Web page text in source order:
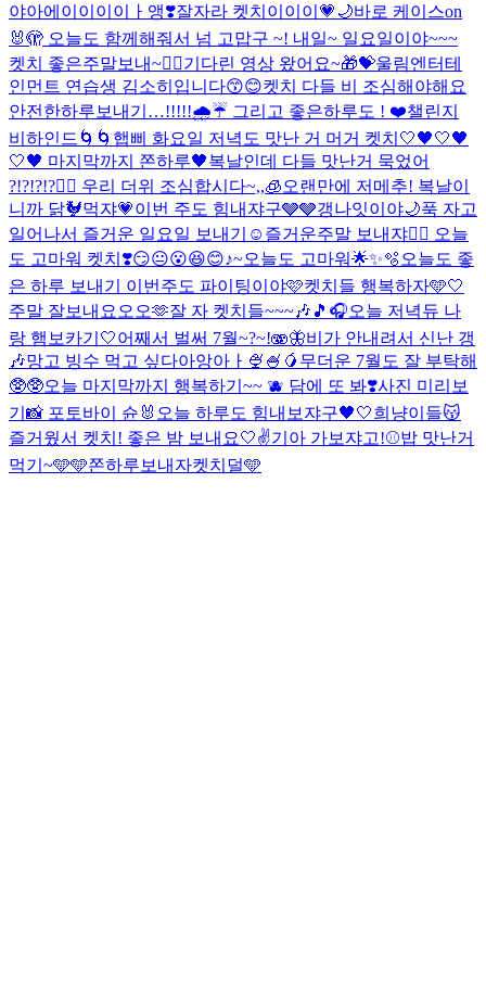
야아에이이이이ㅏ앵❣️잘자라 켓치이이이💗🌙바로 케이스on
🐰🫣 오늘도 함께해줘서 넘 고맙구 ~! 내일~ 일요일이야~~~
켓치 좋은주말보내~❤️‍🔥기다린 영상 왔어요~🎁💝울림엔터테
인먼트 연습생 김소히입니다😙😊켓치 다들 비 조심해야해요
안전한하루보내기…!!!!!🌧️☔️ 그리고 좋은하루도 ! ❤️챌린지
비하인드🌀🌀 햅삐 화요일 저녁도 맛난 거 머거 켓치🤍🖤🤍🖤
🤍🖤 마지막까지 쫀하루🖤복날인데 다들 맛난거 묵었어
?!?!?!?❤️‍🔥 우리 더위 조심합시다~,,🧊오랜만에 저메추! 복날이
니까 닭🐓먹쟈💗이번 주도 힘내쟈구🩶🩶갱나잇이야🌙푹 자고
일어나서 즐거운 일요일 보내기☺️ 즐거운주말 보내쟈❤️‍🔥 오늘
도 고마워 켓치❣️😏😐😮😆😊♪~오늘도 고마워🌟✨🫧 오늘도 좋
은 하루 보내기 이번주도 파이팅이야🩷켓치들 행복하자🩵🤍
주말 잘보내요오오🫶잘 자 켓치들~~~🎶🎵🎧오늘 저녁듀 나
랑 햄보카기🤍어째서 벌써 7월~?~!🫨🦋비가 안내려서 신난 갱
🎶망고 빙수 먹고 싶다아앙아ㅏ🍨🍧🥭 무더운 7월도 잘 부탁해
🥸🥸오늘 마지막까지 행복하기~~ 🫐 담에 또 봐❣️사진 미리보
기📸 포토바이 슌🐰 오늘 하루도 힘내보쟈구🖤🤍희냥이들😽
즐거웠서 켓치! 좋은 밤 보내요🤍✌️기아 가보쟈고!⚾️밥 맛난거
먹기~🩵🩵쫀하루보내자켓치덜🩵